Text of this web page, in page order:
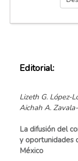
Editorial:
Lizeth G. López-
Aichah A.
La difusión del
y oportunidades
México